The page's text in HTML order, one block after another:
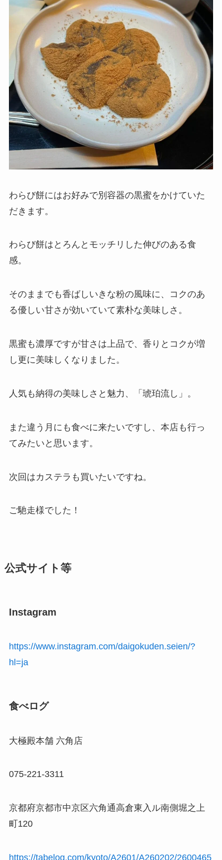
わらび餅にはお好みで別容器の黒蜜をかけていた
だきます。
わらび餅はとろんとモッチリした伸びのある食
感。
そのままでも香ばしいきな粉の風味に、コクのあ
る優しい甘さが効いていて素朴な美味しさ。
黒蜜も濃厚ですが甘さは上品で、香りとコクが増
し更に美味しくなりました。
人気も納得の美味しさと魅力、「琥珀流し」。
また違う月にも食べに来たいですし、本店も行っ
てみたいと思います。
次回はカステラも買いたいですね。
ご馳走様でした！
公式サイト等
Instagram
https://www.instagram.com/daigokuden.seien/?
hl=ja
食べログ
大極殿本舗 六角店
075-221-3311
京都府京都市中京区六角通高倉東入ル南側堀之上
町120
https://tabelog.com/kyoto/A2601/A260202/2600465